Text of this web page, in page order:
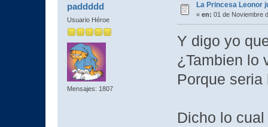
paddddd
Usuario Héroe
Mensajes: 1807
La Princesa Leonor
« en: 01 de Noviembre
Y digo yo
¿Tambien lo
Porque
Dicho lo